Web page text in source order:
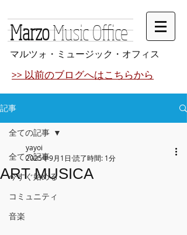
MarzoMusic Office
マルツォ・ミュージック・オフィス
>> 以前のブログへはこちらから
記事
全ての記事
今すぐ始める
コミュニティ
音楽
全ての記事
ART MUSICA
yayoi
2025年9月1日 読了時間: 1分